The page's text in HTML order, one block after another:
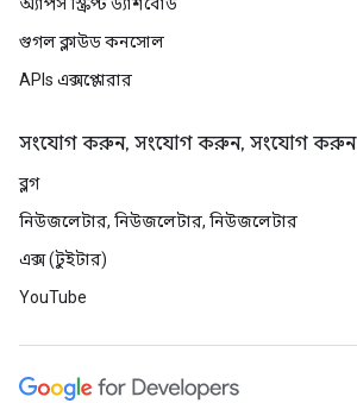
গুগল ক্লাউড কনসোল
APIs এক্সপ্লোরার
সংযোগ করুন, সংযোগ করুন, সংযোগ করুন
ব্লগ
নিউজলেটার, নিউজলেটার, নিউজলেটার
এক্স (টুইটার)
YouTube